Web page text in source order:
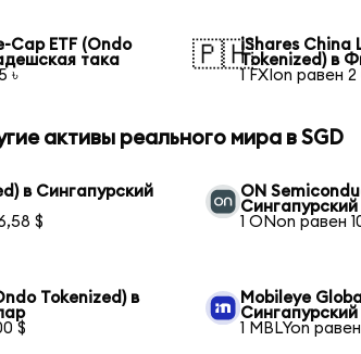
Cap ETF (Ondo
така
৳
🇵🇭iShares China
Tokenized) в
1 FXIon равен
активы реального мира в SGD
в Сингапурский
$
ON
1 ONon равен
Tokenized) в
$
Mobileye
1 MBLYon